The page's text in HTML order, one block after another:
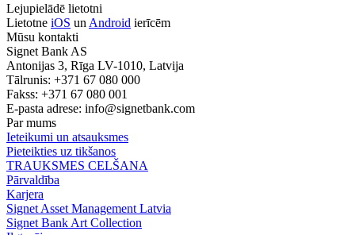
Lejupielādē lietotni
Lietotne iOS un Android ierīcēm
Mūsu kontakti
Signet Bank AS
Antonijas 3, Rīga LV-1010, Latvija
Tālrunis: +371 67 080 000
Fakss: +371 67 080 001
E-pasta adrese: info@signetbank.com
Par mums
Ieteikumi un atsauksmes
Pieteikties uz tikšanos
TRAUKSMES CELŠANA
Pārvaldība
Karjera
Signet Asset Management Latvia
Signet Bank Art Collection